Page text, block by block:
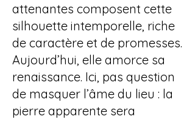
attenantes composent cette
silhouette intemporelle, riche
de caractère et de promesses.
Aujourd’hui, elle amorce sa
renaissance. Ici, pas question
de masquer l’âme du lieu : la
pierre apparente sera